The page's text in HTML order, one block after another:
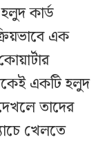
কার্ড
এক
একটি হলুদ
তাদের
খেলতে